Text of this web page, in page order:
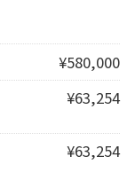
¥580,000
¥63,254
¥63,254